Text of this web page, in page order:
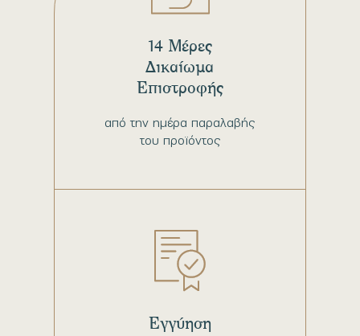
από την ημέρα παραλαβής
του προϊόντος
14 Μέρες
Δικαίωμα
Επιστροφής
Εγγύηση